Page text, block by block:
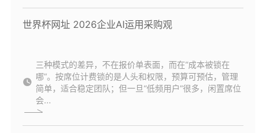
世界杯网址 2026企业AI运用采购观
三种模式的差异，不在报价单表面，而在“成本被锁在
哪”。按席位计费锁的是人头和权限，预算可预估，管理
简单，适合稳定团队；但一旦“低频用户”很多，闲置席位
会...